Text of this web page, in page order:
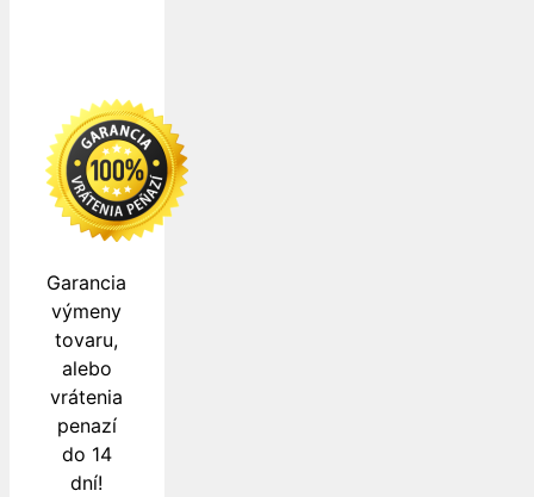
Garancia
výmeny
tovaru,
alebo
vrátenia
penazí
do 14
dní!